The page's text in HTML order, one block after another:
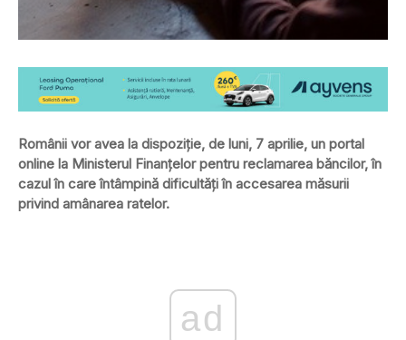
Românii vor avea la dispoziţie, de luni, 7 aprilie, un portal
online la Ministerul Finanţelor pentru reclamarea băncilor, în
cazul în care întâmpină dificultăţi în accesarea măsurii
privind amânarea ratelor.
ad